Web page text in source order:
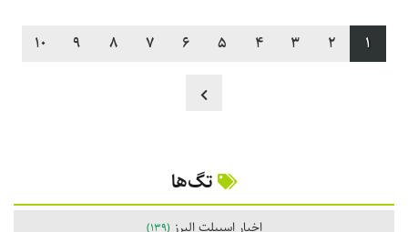
1
2
3
4
5
6
7
8
9
10
تگ‌ها
اخبار اسپیلت البرز (139)